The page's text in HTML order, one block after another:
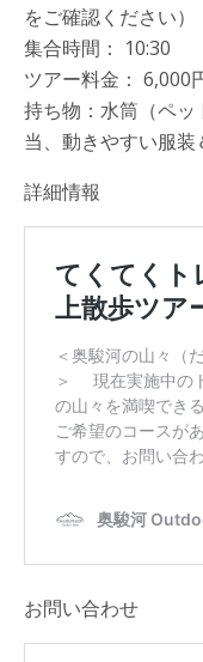
をご確認ください）
集合時間： 10:30
ツアー料金： 6,000
持ち物：水筒（ペ
当、動きやすい服
詳細情報
お問い合わせ